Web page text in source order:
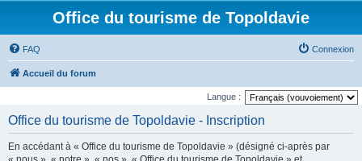
Office du tourisme de Topoldavie
FAQ Connexion
Accueil du forum
Langue :
Office du tourisme de Topoldavie - Inscription
En accédant à « Office du tourisme de Topoldavie » (désigné ci-après par